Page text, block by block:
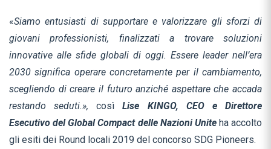
«Siamo entusiasti di supportare e valorizzare gli sforzi di
giovani professionisti, finalizzati a trovare soluzioni
innovative alle sfide globali di oggi. Essere leader nell’era
2030 significa operare concretamente per il cambiamento,
scegliendo di creare il futuro anziché aspettare che accada
restando seduti.»,così
Lise KINGO, CEO e Direttore
Esecutivo del Global Compact delle Nazioni Unite ha accolto
gli esiti dei Round locali 2019 del concorso SDG Pioneers.